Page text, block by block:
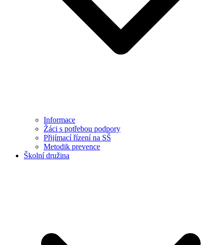
Informace
Žáci s potřebou podpory
Přijímací řízení na SŠ
Metodik prevence
Školní družina